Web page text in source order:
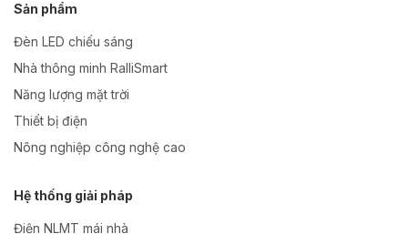
Sản phẩm
Đèn LED chiếu sáng
Nhà thông minh RalliSmart
Năng lượng mặt trời
Thiết bị điện
Nông nghiệp công nghệ cao
Hệ thống giải pháp
Điện NLMT mái nhà